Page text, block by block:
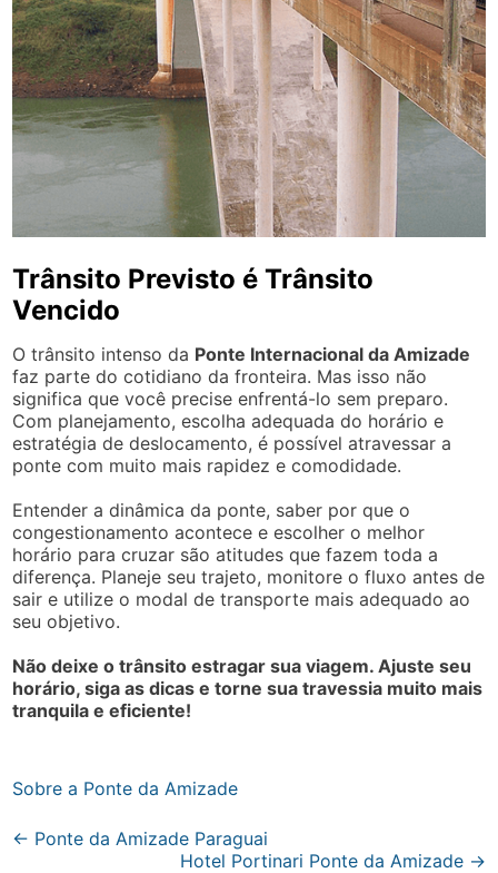
Trânsito Previsto é Trânsito
Vencido
O trânsito intenso da Ponte Internacional da Amizade
faz parte do cotidiano da fronteira. Mas isso não
significa que você precise enfrentá-lo sem preparo.
Com planejamento, escolha adequada do horário e
estratégia de deslocamento, é possível atravessar a
ponte com muito mais rapidez e comodidade.
Entender a dinâmica da ponte, saber por que o
congestionamento acontece e escolher o melhor
horário para cruzar são atitudes que fazem toda a
diferença. Planeje seu trajeto, monitore o fluxo antes de
sair e utilize o modal de transporte mais adequado ao
seu objetivo.
Não deixe o trânsito estragar sua viagem. Ajuste seu
horário, siga as dicas e torne sua travessia muito mais
tranquila e eficiente!
Sobre a Ponte da Amizade
Post
← Ponte da Amizade Paraguai
Hotel Portinari Ponte da Amizade →